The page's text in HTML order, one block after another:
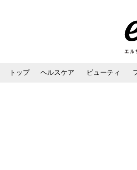
トップ ヘルスケア ビューティ